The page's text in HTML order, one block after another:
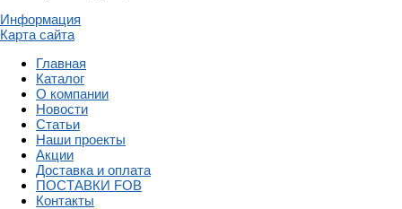
Информация
Карта сайта
Главная
Каталог
О компании
Новости
Статьи
Наши проекты
Акции
Доставка и оплата
ПОСТАВКИ FOB
Контакты